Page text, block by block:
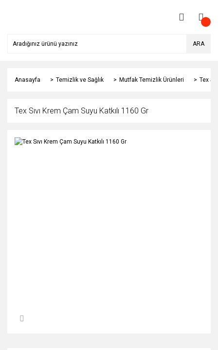
ARA
Anasayfa Temizlik ve Sağlık Mutfak Temizlik Ürünleri Tex
Tex Sıvı Krem Çam Suyu Katkılı 1160 Gr